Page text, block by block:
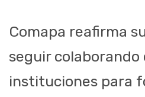
Comapa reafirma
seguir
instituciones para